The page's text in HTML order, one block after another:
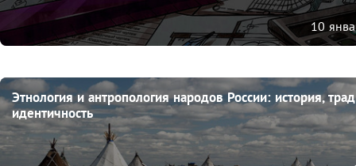
10
Этнология и антропология народов России: история,
идентичность